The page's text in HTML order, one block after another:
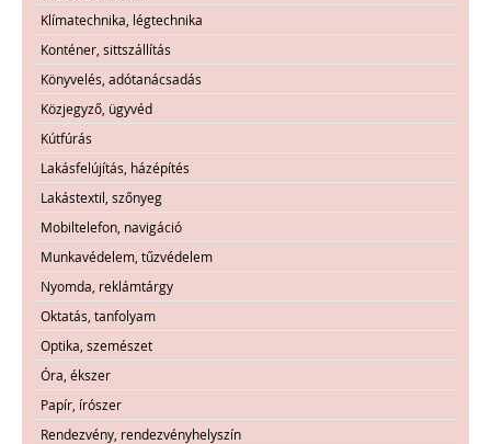
Klímatechnika, légtechnika
Konténer, sittszállítás
Könyvelés, adótanácsadás
Közjegyző, ügyvéd
Kútfúrás
Lakásfelújítás, házépítés
Lakástextil, szőnyeg
Mobiltelefon, navigáció
Munkavédelem, tűzvédelem
Nyomda, reklámtárgy
Oktatás, tanfolyam
Optika, szemészet
Óra, ékszer
Papír, írószer
Rendezvény, rendezvényhelyszín